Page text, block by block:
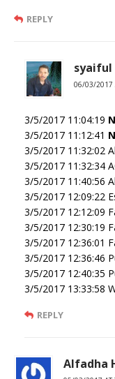
REPLY
syaiful
06/03/2017
3/5/2017 11:04:19
3/5/2017 11:12:41
3/5/2017 11:32:02
3/5/2017 11:32:34
3/5/2017 11:40:56
3/5/2017 12:09:22
3/5/2017 12:12:09
3/5/2017 12:30:19
3/5/2017 12:36:01
3/5/2017 12:36:46
3/5/2017 12:40:35
3/5/2017 13:33:58
REPLY
Alfadha